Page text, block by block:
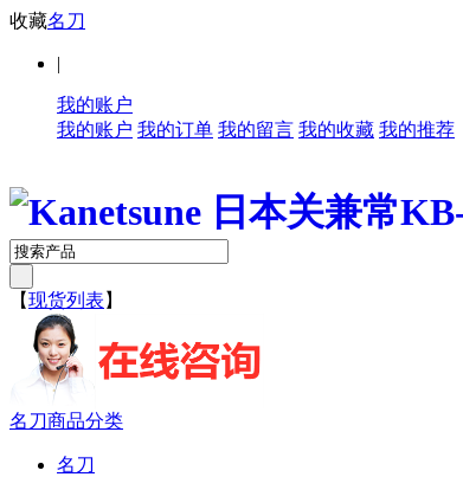
收藏名刀
|
我的账户
我的账户 我的订单 我的留言 我的收藏 我的推荐
【现货列表 】
名刀商品分类
名刀